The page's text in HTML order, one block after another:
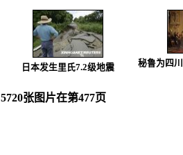
日本发生里氏7.2级地震 秘鲁为四
5720张图片在第477页